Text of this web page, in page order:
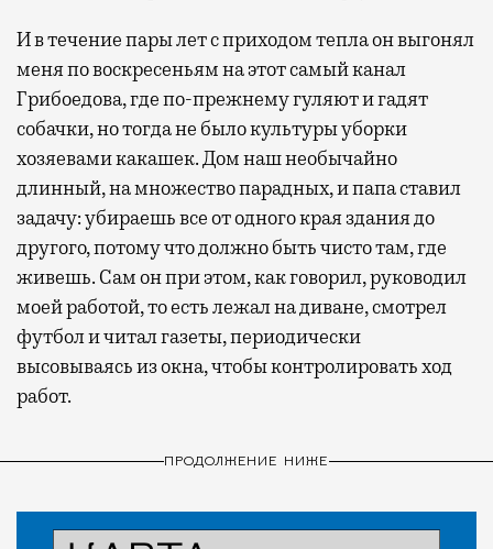
И в течение пары лет с приходом тепла он выгонял
меня по воскресеньям на этот самый канал
Грибоедова, где по-прежнему гуляют и гадят
собачки, но тогда не было культуры уборки
хозяевами какашек. Дом наш необычайно
длинный, на множество парадных, и папа ставил
задачу: убираешь все от одного края здания до
другого, потому что должно быть чисто там, где
живешь. Сам он при этом, как говорил, руководил
моей работой, то есть лежал на диване, смотрел
футбол и читал газеты, периодически
высовываясь из окна, чтобы контролировать ход
работ.
ПРОДОЛЖЕНИЕ НИЖЕ